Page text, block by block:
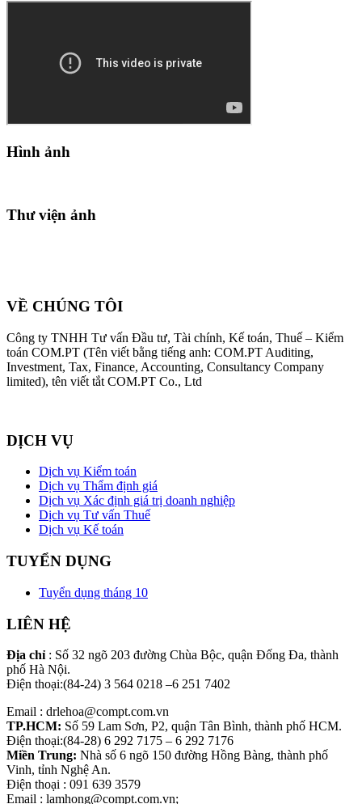
Hình ảnh
Thư viện ảnh
VỀ CHÚNG TÔI
Công ty TNHH Tư vấn Đầu tư, Tài chính, Kế toán, Thuế – Kiểm
toán COM.PT (Tên viết bằng tiếng anh: COM.PT Auditing,
Investment, Tax, Finance, Accounting, Consultancy Company
limited), tên viết tắt COM.PT Co., Ltd
DỊCH VỤ
Dịch vụ Kiểm toán
Dịch vụ Thẩm định giá
Dịch vụ Xác định giá trị doanh nghiệp
Dịch vụ Tư vấn Thuế
Dịch vụ Kế toán
TUYỂN DỤNG
Tuyển dụng tháng 10
LIÊN HỆ
Địa chỉ : Số 32 ngõ 203 đường Chùa Bộc, quận Đống Đa, thành
phố Hà Nội.
Điện thoại:(84-24) 3 564 0218 –6 251 7402
Email : drlehoa@compt.com.vn
TP.HCM: Số 59 Lam Sơn, P2, quận Tân Bình, thành phố HCM.
Điện thoại:(84-28) 6 292 7175 – 6 292 7176
Miền Trung: Nhà số 6 ngõ 150 đường Hồng Bàng, thành phố
Vinh, tỉnh Nghệ An.
Điện thoại : 091 639 3579
Email : lamhong@compt.com.vn;